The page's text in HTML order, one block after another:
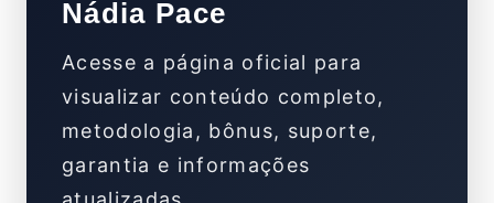
Nádia Pace
Acesse a página oficial para
visualizar conteúdo completo,
metodologia, bônus, suporte,
garantia e informações